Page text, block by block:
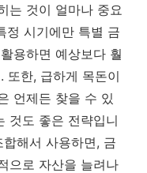
는 것이 얼마나 중요
정 시기에만 특별 금
용하면 예상보다 훨
또한, 급하게 목돈이
언제든 찾을 수 있
것도 좋은 전략입니
해서 사용하면, 금
으로 자산을 늘려나